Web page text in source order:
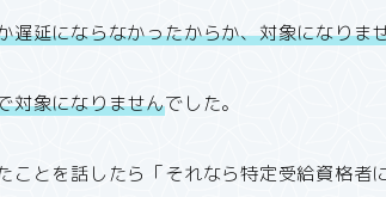
遅延にならなかったからか、対象になりま
対象になりませんでした。
ことを話したら「それなら特定受給資格者